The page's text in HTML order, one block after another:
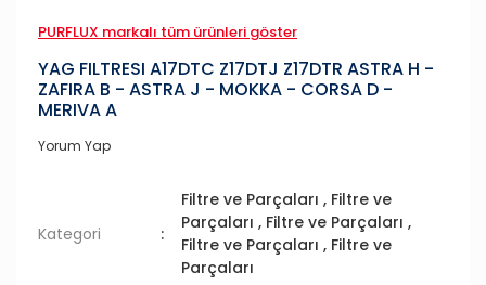
PURFLUX markalı tüm ürünleri göster
YAG FILTRESI A17DTC Z17DTJ Z17DTR ASTRA H -
ZAFIRA B - ASTRA J - MOKKA - CORSA D -
MERIVA A
Yorum Yap
Kategori
Filtre ve Parçaları , Filtre ve
Parçaları , Filtre ve Parçaları ,
Filtre ve Parçaları , Filtre ve
Parçaları